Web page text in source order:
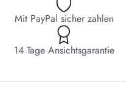
Mit PayPal sicher zahlen
14 Tage Ansichtsgarantie